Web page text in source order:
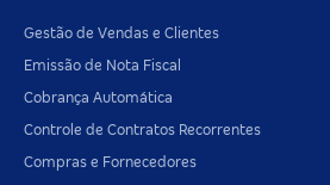
Gestão de Vendas e Clientes
Emissão de Nota Fiscal
Cobrança Automática
Controle de Contratos Recorrentes
Compras e Fornecedores